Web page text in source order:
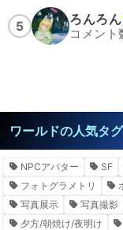
5 ろんろん
コメント
ワールドの人気タグ
NPCアバター SF
フォトグラメトリ
写真展示
写真撮影
夕方/朝焼け/夜明け